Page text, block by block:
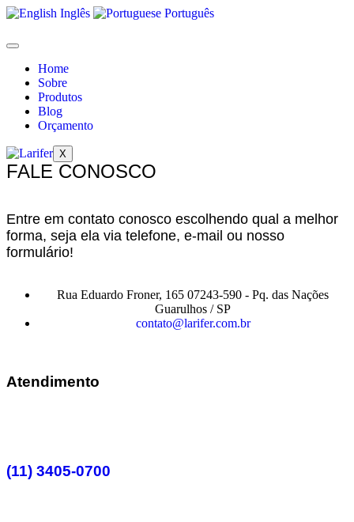
Inglês Português
Home
Sobre
Produtos
Blog
Orçamento
X
FALE CONOSCO
Entre em contato conosco escolhendo qual a melhor
forma, seja ela via telefone, e-mail ou nosso
formulário!
Rua Eduardo Froner, 165 07243-590 - Pq. das Nações
Guarulhos / SP
contato@larifer.com.br
Atendimento
(11) 3405-0700